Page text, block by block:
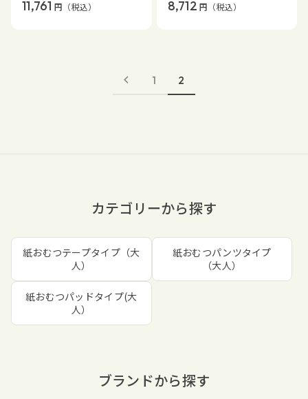
11,761 円 （税込） 8,712 円 （税込）
1 2
カテゴリーから探す
紙おむつテープタイプ（大
人）
紙おむつパンツタイプ
（大人）
紙おむつパッドタイプ(大
人）
ブランドから探す